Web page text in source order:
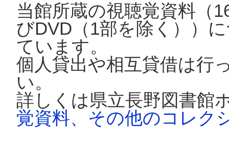
当館所蔵の視聴覚資料（
びDVD（1部を除く））
ています。
個人貸出や相互貸借は行
い。
詳しくは県立長野図書館
覚資料、その他のコレク